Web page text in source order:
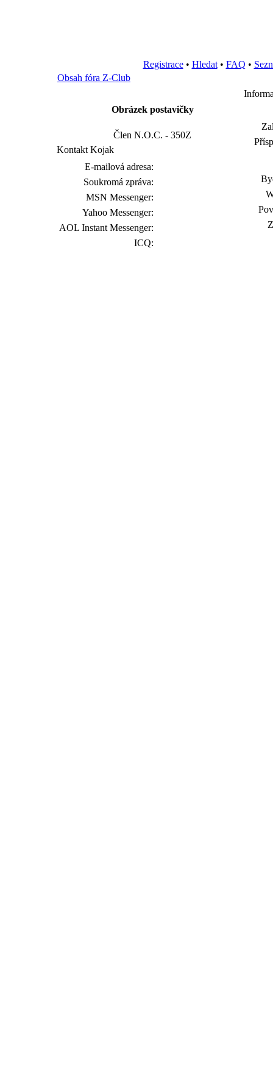
Registrace• Hledat• FAQ •
Obsah fóra Z-Club
Obrázek postavičky
Člen N.O.C. - 350Z
Kontakt Kojak
E-mailová adresa:
Soukromá zpráva:
MSN Messenger:
Yahoo Messenger:
AOL Instant Messenger:
ICQ: